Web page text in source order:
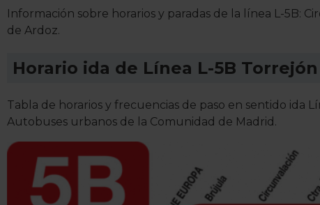
Información sobre horarios y paradas de la línea L-5B:
de Ardoz.
Horario ida de Línea L-5B
Tabla de horarios y frecuencias de paso en sentido ida
Autobuses urbanos de la Comunidad de Madrid.